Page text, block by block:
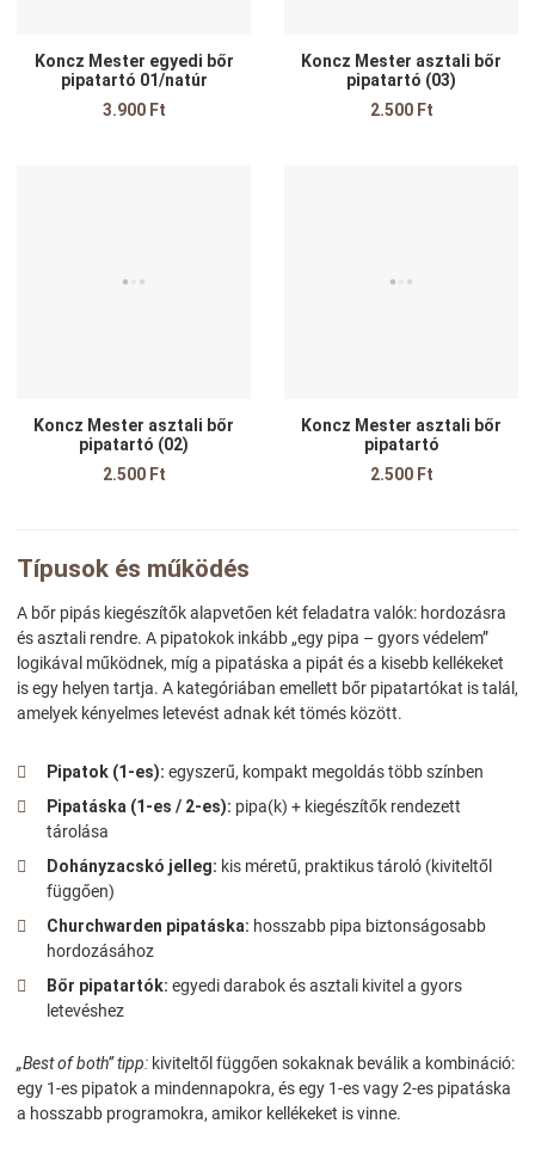
Koncz Mester egyedi bőr
pipatartó 01/natúr
3.900 Ft
Koncz Mester asztali bőr
pipatartó (03)
2.500 Ft
Koncz Mester asztali bőr
pipatartó (02)
2.500 Ft
Koncz Mester asztali bőr
pipatartó
2.500 Ft
Típusok és működés
A bőr pipás kiegészítők alapvetően két feladatra valók: hordozásra
és asztali rendre. A pipatokok inkább „egy pipa – gyors védelem”
logikával működnek, míg a pipatáska a pipát és a kisebb kellékeket
is egy helyen tartja. A kategóriában emellett bőr pipatartókat is talál,
amelyek kényelmes letevést adnak két tömés között.
Pipatok (1-es): egyszerű, kompakt megoldás több színben
Pipatáska (1-es / 2-es): pipa(k) + kiegészítők rendezett
tárolása
Dohányzacskó jelleg: kis méretű, praktikus tároló (kiviteltől
függően)
Churchwarden pipatáska: hosszabb pipa biztonságosabb
hordozásához
Bőr pipatartók: egyedi darabok és asztali kivitel a gyors
letevéshez
„Best of both” tipp: kiviteltől függően sokaknak beválik a kombináció:
egy 1-es pipatok a mindennapokra, és egy 1-es vagy 2-es pipatáska
a hosszabb programokra, amikor kellékeket is vinne.